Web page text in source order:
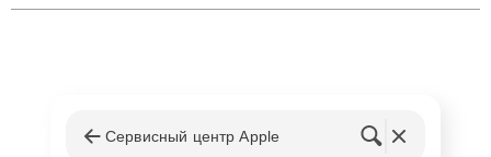
Сервисный центр Apple